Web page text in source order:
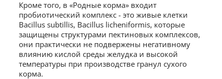
Кроме того, в «Родные корма» входит
пробиотический комплекс - это живые клетки
Bacillus subtillis, Bacillus licheniformis, которые
защищены структурами пектиновых комплексов,
они практически не подвержены негативному
влиянию кислой среды желудка и высокой
температуры при производстве гранул сухого
корма.